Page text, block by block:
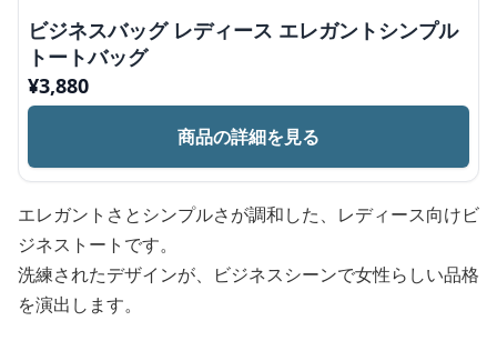
ビジネスバッグ レディース エレガントシンプル
トートバッグ
¥3,880
商品の詳細を見る
エレガントさとシンプルさが調和した、レディース向けビ
ジネストートです。
洗練されたデザインが、ビジネスシーンで女性らしい品格
を演出します。